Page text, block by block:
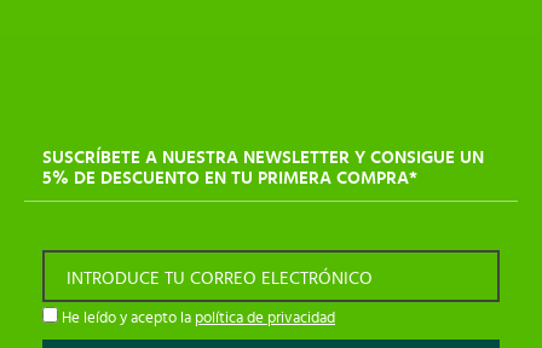
SUSCRÍBETE A NUESTRA NEWSLETTER Y CONSIGUE UN
5% DE DESCUENTO EN TU PRIMERA COMPRA*
INTRODUCE TU CORREO ELECTRÓNICO
He leído y acepto la política de privacidad